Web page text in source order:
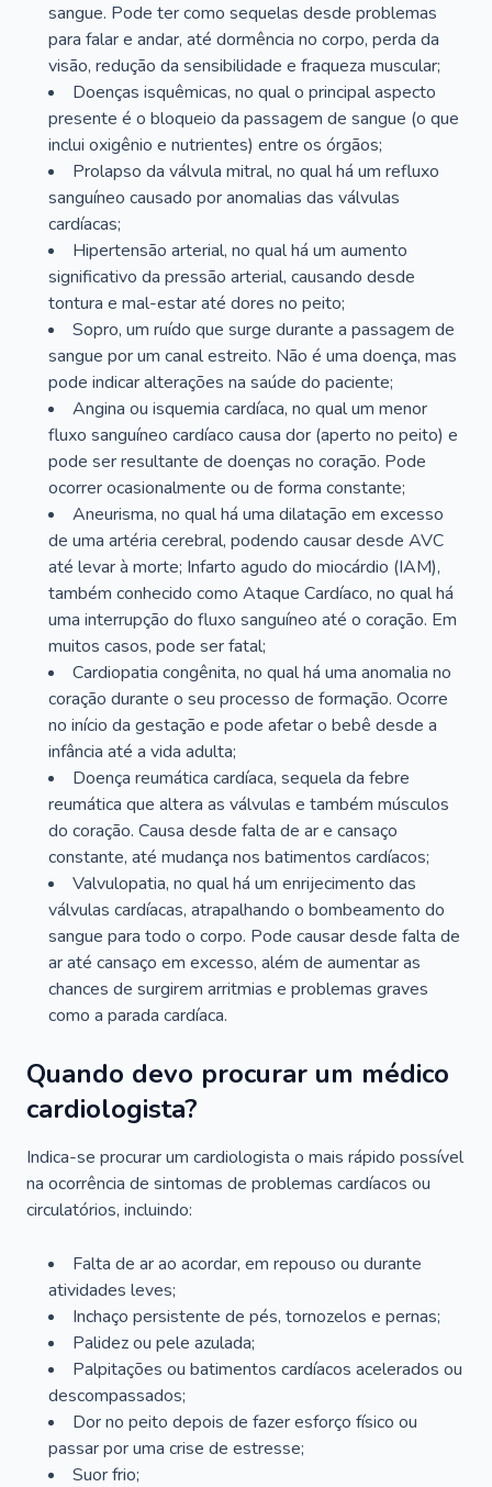
sangue. Pode ter como sequelas desde problemas
para falar e andar, até dormência no corpo, perda da
visão, redução da sensibilidade e fraqueza muscular;
Doenças isquêmicas, no qual o principal aspecto
presente é o bloqueio da passagem de sangue (o que
inclui oxigênio e nutrientes) entre os órgãos;
Prolapso da válvula mitral, no qual há um refluxo
sanguíneo causado por anomalias das válvulas
cardíacas;
Hipertensão arterial, no qual há um aumento
significativo da pressão arterial, causando desde
tontura e mal-estar até dores no peito;
Sopro, um ruído que surge durante a passagem de
sangue por um canal estreito. Não é uma doença, mas
pode indicar alterações na saúde do paciente;
Angina ou isquemia cardíaca, no qual um menor
fluxo sanguíneo cardíaco causa dor (aperto no peito) e
pode ser resultante de doenças no coração. Pode
ocorrer ocasionalmente ou de forma constante;
Aneurisma, no qual há uma dilatação em excesso
de uma artéria cerebral, podendo causar desde AVC
até levar à morte; Infarto agudo do miocárdio (IAM),
também conhecido como Ataque Cardíaco, no qual há
uma interrupção do fluxo sanguíneo até o coração. Em
muitos casos, pode ser fatal;
Cardiopatia congênita, no qual há uma anomalia no
coração durante o seu processo de formação. Ocorre
no início da gestação e pode afetar o bebê desde a
infância até a vida adulta;
Doença reumática cardíaca, sequela da febre
reumática que altera as válvulas e também músculos
do coração. Causa desde falta de ar e cansaço
constante, até mudança nos batimentos cardíacos;
Valvulopatia, no qual há um enrijecimento das
válvulas cardíacas, atrapalhando o bombeamento do
sangue para todo o corpo. Pode causar desde falta de
ar até cansaço em excesso, além de aumentar as
chances de surgirem arritmias e problemas graves
como a parada cardíaca.
Quando devo procurar um médico
cardiologista?
Indica-se procurar um cardiologista o mais rápido possível
na ocorrência de sintomas de problemas cardíacos ou
circulatórios, incluindo:
Falta de ar ao acordar, em repouso ou durante
atividades leves;
Inchaço persistente de pés, tornozelos e pernas;
Palidez ou pele azulada;
Palpitações ou batimentos cardíacos acelerados ou
descompassados;
Dor no peito depois de fazer esforço físico ou
passar por uma crise de estresse;
Suor frio;